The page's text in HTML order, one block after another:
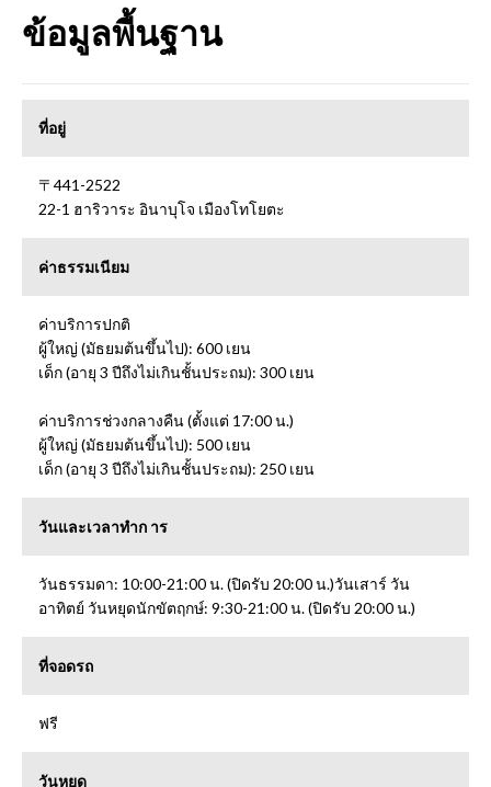
ข้อมูลพื้นฐาน
ที่อยู่
〒441-2522
22-1 ฮาริวาระ อินาบุโจ เมืองโทโยตะ
ค่าธรรมเนียม
ค่าบริการปกติ
ผู้ใหญ่ (มัธยมต้นขึ้นไป): 600 เยน
เด็ก (อายุ 3 ปีถึงไม่เกินชั้นประถม): 300 เยน
ค่าบริการช่วงกลางคืน (ตั้งแต่ 17:00 น.)
ผู้ใหญ่ (มัธยมต้นขึ้นไป): 500 เยน
เด็ก (อายุ 3 ปีถึงไม่เกินชั้นประถม): 250 เยน
วันและเวลาทำก าร
วันธรรมดา: 10:00-21:00 น. (ปิดรับ 20:00 น.)วันเสาร์ วัน
อาทิตย์ วันหยุดนักขัตฤกษ์: 9:30-21:00 น. (ปิดรับ 20:00 น.)
ที่จอดรถ
ฟรี
วันหยุด